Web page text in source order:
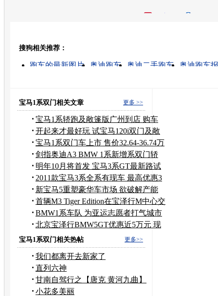
搜狗相关推荐：
跑车的最新图片 奥迪跑车 奥迪二手跑车
奥迪跑车
更多 >>
宝马1系双门相关文章
宝马1系轿跑及敞篷版广州到店 购车
需订
开起来才最好玩 试宝马120i双门及敞
篷车
宝马1系双门车上市 售价32.64-36.74万
剑指奥迪A3 BMW 1系新增系双门轿
跑车
明年10月将首发 宝马3系GT最新路试
谍照
2011款宝马3系全系有现车 最高优惠3
万元
新宝马5重塑豪华车市场 欲破解产能
困局
首辆M3 Tiger Edition在宝泽行M中心交
付
BMW1系车队 为亚运志愿者打气城市
巡游
北京宝泽行BMW5GT优惠近5万元 现
车充足
更多>>
宝马1系双门相关热帖
我们都离开去新家了
直列六神
甘南自驾行之【唐克 黄河九曲】
小花多美丽